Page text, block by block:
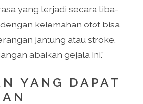
yang terjadi secara tiba-
kelemahan otot bisa
jantung atau stroke.
abaikan gejala ini.”
YANG DAPAT